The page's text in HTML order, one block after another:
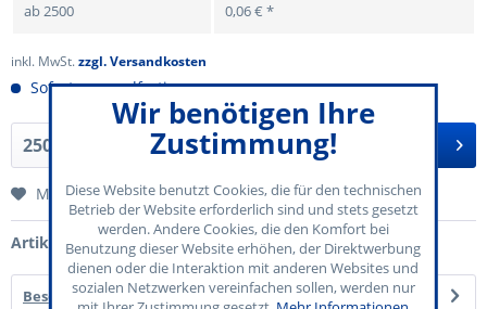
ab2500 0,06 € *
inkl. MwSt.zzgl. Versandkosten
Sofort versandfertig
In den Warenkorb
Merken
Artikel-Nr.: 70-710-001
Beschreibung
Wir benötigen Ihre
Zustimmung!
Diese Website benutzt Cookies, die für den technischen
Betrieb der Website erforderlich sind und stets gesetzt
werden. Andere Cookies, die den Komfort bei
Benutzung dieser Website erhöhen, der Direktwerbung
dienen oder die Interaktion mit anderen Websites und
sozialen Netzwerken vereinfachen sollen, werden nur